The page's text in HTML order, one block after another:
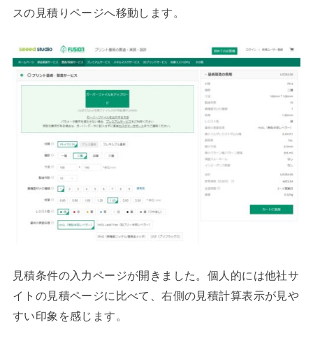
スの見積りページへ移動します。
見積条件の入力ページが開きました。個人的には他社サ
イトの見積ページに比べて、右側の見積計算表示が見や
すい印象を感じます。